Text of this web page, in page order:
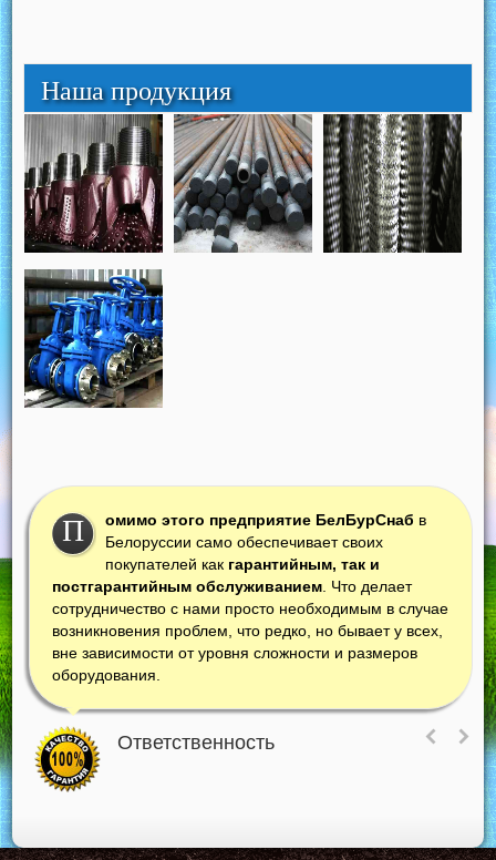
Наша продукция
П омимо этого предприятие БелБурСнаб в
Белоруссии само обеспечивает своих
покупателей как гарантийным, так и
постгарантийным обслуживанием . Что делает
сотрудничество с нами просто необходимым в случае
возникновения проблем, что редко, но бывает у всех,
вне зависимости от уровня сложности и размеров
оборудования.
Ответственность